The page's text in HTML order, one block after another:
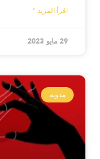
اقرأ المزيد "
29 مايو 2023
مدونة